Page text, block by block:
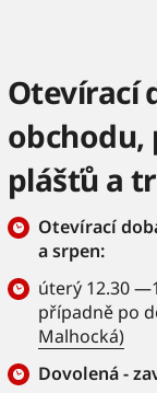
Otevírací
plášťů a
Otevírací
a srpen:
úterý 12.30
případně po
Malhocká)
Dovolená -